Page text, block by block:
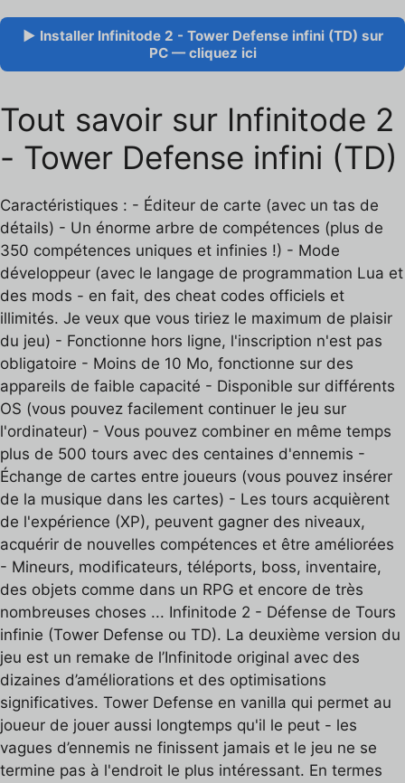
▶ Installer Infinitode 2 - Tower Defense infini (TD) sur
PC — cliquez ici
Tout savoir sur Infinitode 2
- Tower Defense infini (TD)
Caractéristiques : - Éditeur de carte (avec un tas de
détails) - Un énorme arbre de compétences (plus de
350 compétences uniques et infinies !) - Mode
développeur (avec le langage de programmation Lua et
des mods - en fait, des cheat codes officiels et
illimités. Je veux que vous tiriez le maximum de plaisir
du jeu) - Fonctionne hors ligne, l'inscription n'est pas
obligatoire - Moins de 10 Mo, fonctionne sur des
appareils de faible capacité - Disponible sur différents
OS (vous pouvez facilement continuer le jeu sur
l'ordinateur) - Vous pouvez combiner en même temps
plus de 500 tours avec des centaines d'ennemis -
Échange de cartes entre joueurs (vous pouvez insérer
de la musique dans les cartes) - Les tours acquièrent
de l'expérience (XP), peuvent gagner des niveaux,
acquérir de nouvelles compétences et être améliorées
- Mineurs, modificateurs, téléports, boss, inventaire,
des objets comme dans un RPG et encore de très
nombreuses choses ... Infinitode 2 - Défense de Tours
infinie (Tower Defense ou TD). La deuxième version du
jeu est un remake de l’Infinitode original avec des
dizaines d’améliorations et des optimisations
significatives. Tower Defense en vanilla qui permet au
joueur de jouer aussi longtemps qu'il le peut - les
vagues d’ennemis ne finissent jamais et le jeu ne se
termine pas à l'endroit le plus intéressant. En termes